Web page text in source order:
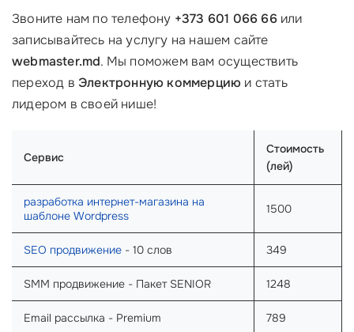
Звоните нам по телефону +373 601 066 66или
записывайтесь на услугу на нашем сайте
webmaster.md. Мы поможем вам осуществить
переход в Электронную коммерцию и стать
лидером в своей нише!
Сервис
Стоимость
(лей)
разработка интернет-магазина на
шаблоне Wordpress
1500
SEO продвижение - 10 слов 349
SMM продвижение - Пакет SENIOR 1248
Email рассылка - Premium 789